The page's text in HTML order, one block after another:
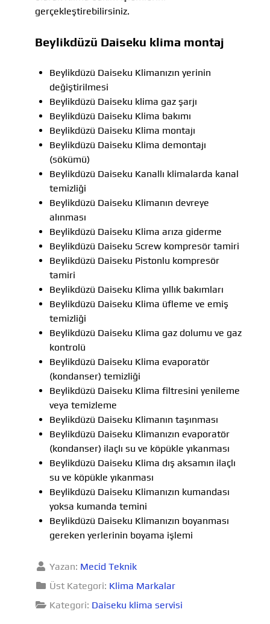
gerçekleştirebilirsiniz.
Beylikdüzü Daiseku klima montaj
Beylikdüzü Daiseku Klimanızın yerinin
değiştirilmesi
Beylikdüzü Daiseku klima gaz şarjı
Beylikdüzü Daiseku Klima bakımı
Beylikdüzü Daiseku Klima montajı
Beylikdüzü Daiseku Klima demontajı
(sökümü)
Beylikdüzü Daiseku Kanallı klimalarda kanal
temizliği
Beylikdüzü Daiseku Klimanın devreye
alınması
Beylikdüzü Daiseku Klima arıza giderme
Beylikdüzü Daiseku Screw kompresör tamiri
Beylikdüzü Daiseku Pistonlu kompresör
tamiri
Beylikdüzü Daiseku Klima yıllık bakımları
Beylikdüzü Daiseku Klima üfleme ve emiş
temizliği
Beylikdüzü Daiseku Klima gaz dolumu ve gaz
kontrolü
Beylikdüzü Daiseku Klima evaporatör
(kondanser) temizliği
Beylikdüzü Daiseku Klima filtresini yenileme
veya temizleme
Beylikdüzü Daiseku Klimanın taşınması
Beylikdüzü Daiseku Klimanızın evaporatör
(kondanser) ilaçlı su ve köpükle yıkanması
Beylikdüzü Daiseku Klima dış aksamın ilaçlı
su ve köpükle yıkanması
Beylikdüzü Daiseku Klimanızın kumandası
yoksa kumanda temini
Beylikdüzü Daiseku Klimanızın boyanması
gereken yerlerinin boyama işlemi
Yazan: Mecid Teknik
Üst Kategori: Klima Markalar
Kategori: Daiseku klima servisi